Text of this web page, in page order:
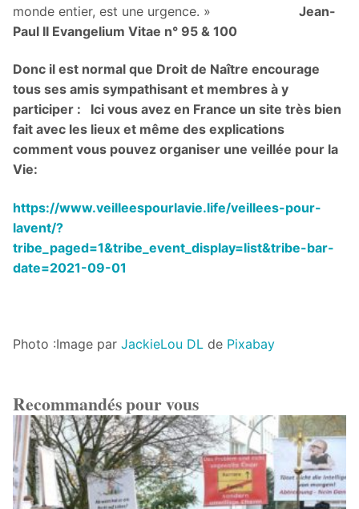
monde entier, est une urgence. » Jean-
Paul II Evangelium Vitae n° 95 & 100
Donc il est normal que Droit de Naître encourage
tous ses amis sympathisant et membres à y
participer : Ici vous avez en France un site très bien
fait avec les lieux et même des explications
comment vous pouvez organiser une veillée pour la
Vie:
https://www.veilleespourlavie.life/veillees-pour-
lavent/?
tribe_paged=1&tribe_event_display=list&tribe-bar-
date=2021-09-01
Photo :Image par JackieLou DL de Pixabay
Recommandés pour vous